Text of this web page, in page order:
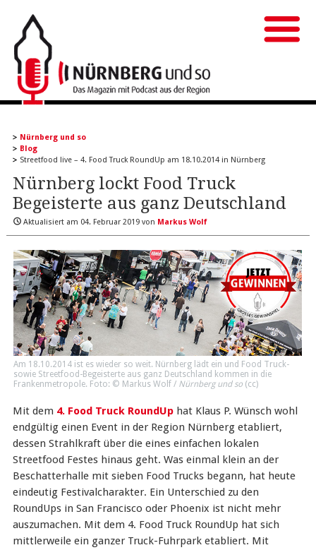
Nürnberg und so
Blog
Streetfood live – 4. Food Truck RoundUp am 18.10.2014 in Nürnberg
Nürnberg lockt Food Truck
Begeisterte aus ganz Deutschland
Aktualisiert am 04. Februar 2019von Markus Wolf
Am 18.10.2014 ist es wieder so weit. Nürnberg lädt ein und Food Truck-
sowie Streetfood-Begeisterte aus ganz Deutschland kommen in die
Frankenmetropole. Foto: © Markus Wolf / Nürnberg und so(cc)
Mit dem 4. Food Truck RoundUphat Klaus P. Wünsch wohl
endgültig einen Event in der Region Nürnberg etabliert,
dessen Strahlkraft über die eines einfachen lokalen
Streetfood Festes hinaus geht. Was einmal klein an der
Beschatterhalle mit sieben Food Trucks begann, hat heute
eindeutig Festivalcharakter. Ein Unterschied zu den
RoundUps in San Francisco oder Phoenix ist nicht mehr
auszumachen. Mit dem 4. Food Truck RoundUp hat sich
mittlerweile ein ganzer Truck-Fuhrpark etabliert. Mit